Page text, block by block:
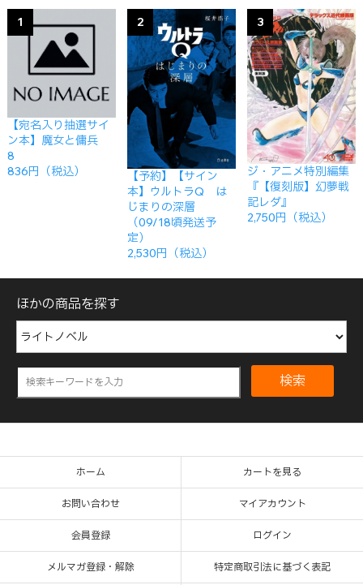
1
【宛名入り抽選サイ
ン本】魔女と傭兵
8
836円（税込）
2
【予約】【サイン
本】ウルトラQ は
じまりの深層
（09/18頃発送予
定）
2,530円（税込）
3
ジ・アニメ特別編集
『【復刻版】幻夢戦
記レダ』
2,750円（税込）
ほかの商品を探す
検索
ホーム カートを見る
お問い合わせ マイアカウント
会員登録 ログイン
メルマガ登録・解除 特定商取引法に基づく表記